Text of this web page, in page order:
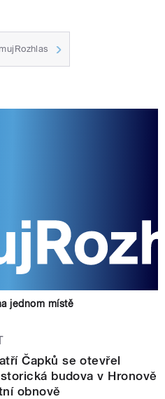
jednom místě
Čapků se otevřel
budova v Hronově
obnově